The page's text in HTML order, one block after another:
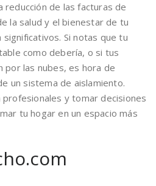
reducción de las facturas de
la salud y el bienestar de tu
Si notas que tu
como debería, o si tus
por las nubes, es hora de
un sistema de aislamiento.
y tomar decisiones
tu hogar en un espacio más